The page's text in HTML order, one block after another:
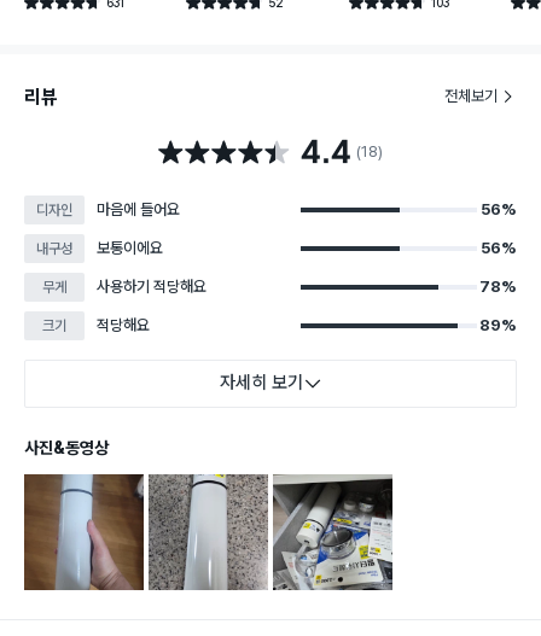
별점 4.7점 건 작성 별점 4.7점 건 작성 별점 4.7점 건 작성 별점
리뷰 전체보기
별점 4.4점 4.4 (18)
디자인 마음에 들어요 56%
내구성 보통이에요 56%
무게 사용하기 적당해요 78%
크기 적당해요 89%
자세히 보기
사진&동영상